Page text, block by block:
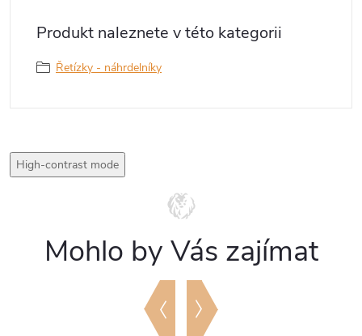
Produkt naleznete v této kategorii
Řetízky - náhrdelníky
High-contrast mode
Mohlo by Vás zajímat